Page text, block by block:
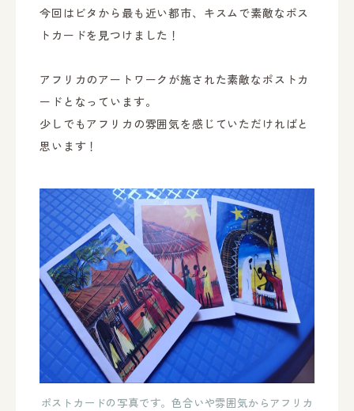
今回はビタから最も近い都市、キスムで素敵なポス
トカードを見つけました！
アフリカのアートワークが施された素敵なポストカ
ードとなっています。
少しでもアフリカの雰囲気を感じていただければと
思います！
ポストカードの写真です。色合いや雰囲気からアフリカ